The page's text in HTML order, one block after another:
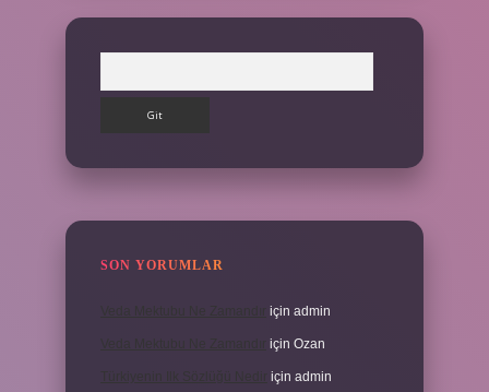
SON YORUMLAR
için admin
için Ozan
için admin